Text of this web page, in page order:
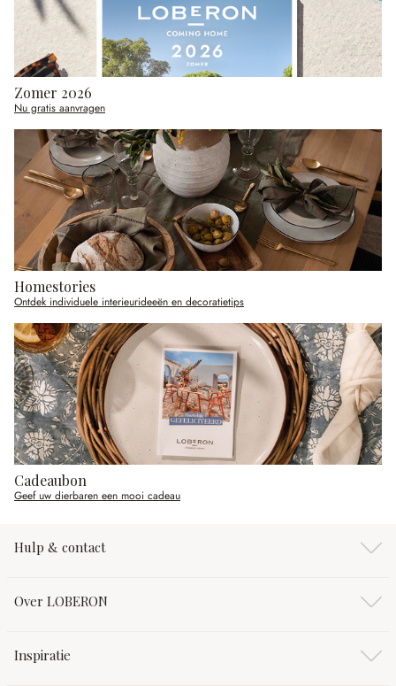
Zomer 2026
Nu gratis aanvragen
Homestories
Ontdek individuele interieurideeën en decoratietips
Cadeaubon
Geef uw dierbaren een mooi cadeau
Hulp & contact
Over LOBERON
Inspiratie